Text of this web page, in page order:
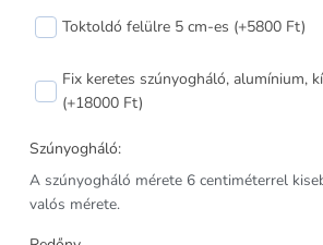
Toktoldó felülre 5 cm-es (+5800 Ft)
Fix keretes szúnyogháló, alumínium,
(+18000 Ft)
Szúnyogháló:
A szúnyogháló mérete 6 centiméterrel
valós mérete.